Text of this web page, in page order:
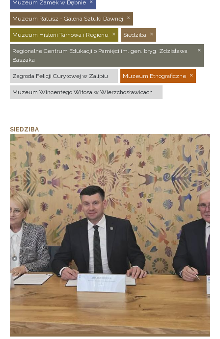
Muzeum Zamek w Dębnie
Muzeum Ratusz - Galeria Sztuki Dawnej
Muzeum Historii Tarnowa i Regionu Siedziba
Regionalne Centrum Edukacji o Pamięci im. gen. bryg. Zdzisława
Baszaka
Zagroda Felicji Curyłowej w Zalipiu Muzeum Etnograficzne
Muzeum Wincentego Witosa w Wierzchosławicach
SIEDZIBA